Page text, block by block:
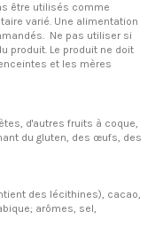
être utilisés comme
varié. Une alimentation
Ne pas utiliser si
produit. Le produit ne doit
et les mères
d'autres fruits à coque,
du gluten, des œufs, des
des lécithines), cacao,
arômes, sel,